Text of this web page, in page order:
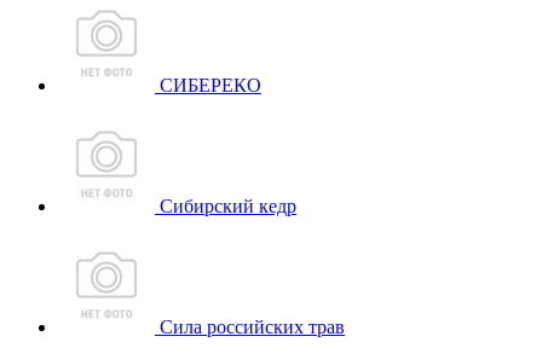
СИБЕРЕКО
Сибирский кедр
Сила российских трав